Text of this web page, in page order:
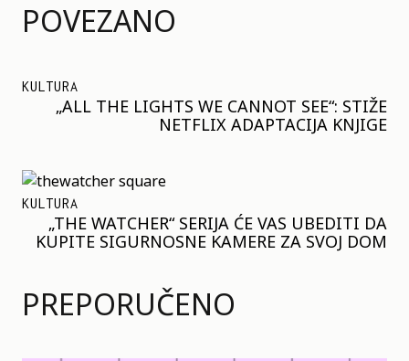
POVEZANO
KULTURA
„ALL THE LIGHTS WE CANNOT SEE“: STIŽE
NETFLIX ADAPTACIJA KNJIGE
KULTURA
„THE WATCHER“ SERIJA ĆE VAS UBEDITI DA
KUPITE SIGURNOSNE KAMERE ZA SVOJ DOM
PREPORUČENO